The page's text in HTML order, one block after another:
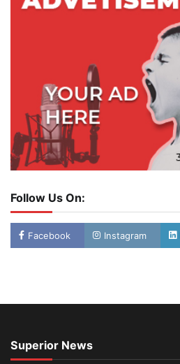
Follow Us On:
Facebook Instagram
Superior News